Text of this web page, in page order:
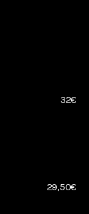
32€
29,50€